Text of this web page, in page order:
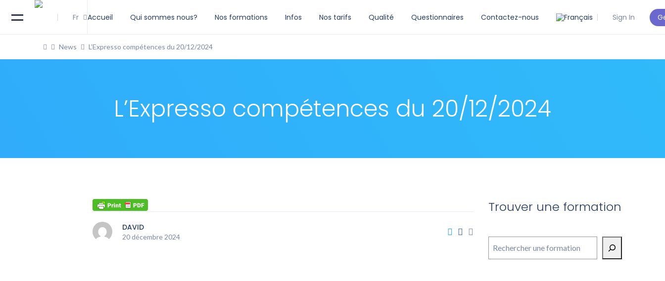
Fr Accueil Qui sommes nous? Nos formations Infos Nos tarifs Qualité Questionnaires Contactez-nous Sign In
News L’Expresso compétences du 20/12/2024
L’Expresso compétences du 20/12/2024
DAVID
20 décembre 2024
Trouver une formation